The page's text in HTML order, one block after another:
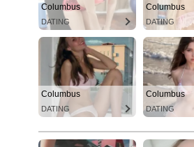
Columbus
DATING
Columbus
DATING
Columbus
DATING
Columbus
DATING